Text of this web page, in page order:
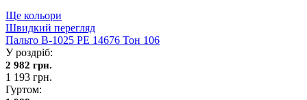
Ще кольори
Швидкий перегляд
Пальто В-1025 PE 14676 Тон 106
У роздріб:
2 982 грн.
1 193 грн.
Гуртом: